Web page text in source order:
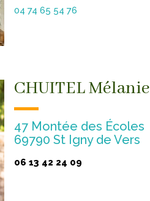
04 74 65 54 76
CHUITEL Mélanie
47 Montée des Écoles
69790 St Igny de Vers
06 13 42 24 09